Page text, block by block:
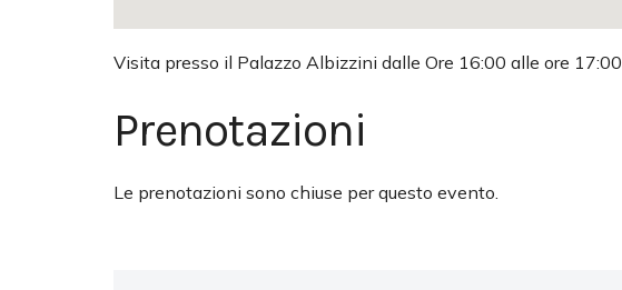
Visita presso il Palazzo Albizzini dalle Ore 16:00 alle ore 17:00
Prenotazioni
Le prenotazioni sono chiuse per questo evento.